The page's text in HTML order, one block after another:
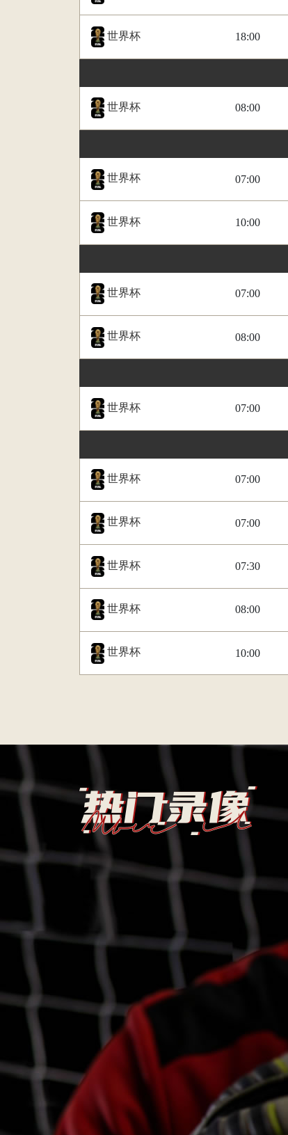
世界杯 18:00
世界杯 08:00
世界杯 07:00
世界杯 10:00
世界杯 07:00
世界杯 08:00
世界杯 07:00
世界杯 07:00
世界杯 07:00
世界杯 07:30
世界杯 08:00
世界杯 10:00